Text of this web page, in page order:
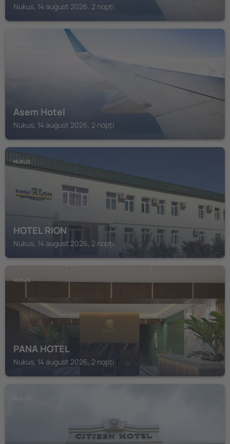
Nukus, 14 august 2026, 2 nopți
Asem Hotel
Nukus, 14 august 2026, 2 nopți
NUKUS
HOTEL RION
Nukus, 14 august 2026, 2 nopți
NUKUS
PANA HOTEL
Nukus, 14 august 2026, 2 nopți